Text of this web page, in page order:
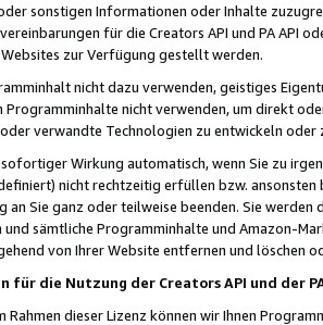
sonstigen Informationen oder Inhalte
für die Creators API und PA API
zur Verfügung gestellt werden.
nicht dazu verwenden, geistiges
Programminhalte nicht verwenden, um direkt
verwandte Technologien zu entwickeln
Wirkung automatisch, wenn Sie zu
nicht rechtzeitig erfüllen bzw. ansonsten
Sie ganz oder teilweise beenden. Sie werden
sämtliche Programminhalte und Amazon-
von Ihrer Website entfernen und löschen
für die Nutzung der Creators API und der
Rahmen dieser Lizenz können wir Ihnen